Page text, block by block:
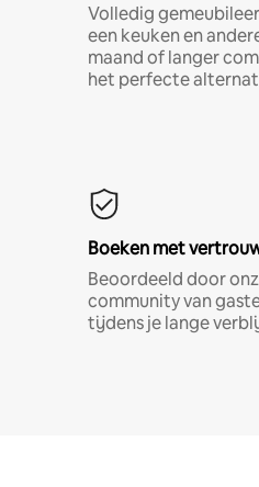
Volledig
een keuken en
maand of langer
het perfecte
Boeken met
Beoordeeld door
community van
tijdens je lange